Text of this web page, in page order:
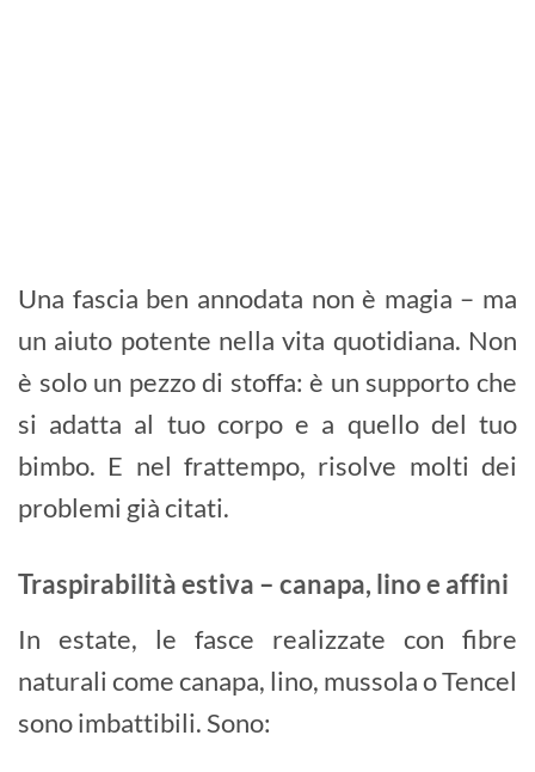
Una fascia ben annodata non è magia – ma
un aiuto potente nella vita quotidiana. Non
è solo un pezzo di stoffa: è un supporto che
si adatta al tuo corpo e a quello del tuo
bimbo. E nel frattempo, risolve molti dei
problemi già citati.
Traspirabilità estiva – canapa, lino e affini
In estate, le fasce realizzate con fibre
naturali come canapa, lino, mussola o Tencel
sono imbattibili. Sono: